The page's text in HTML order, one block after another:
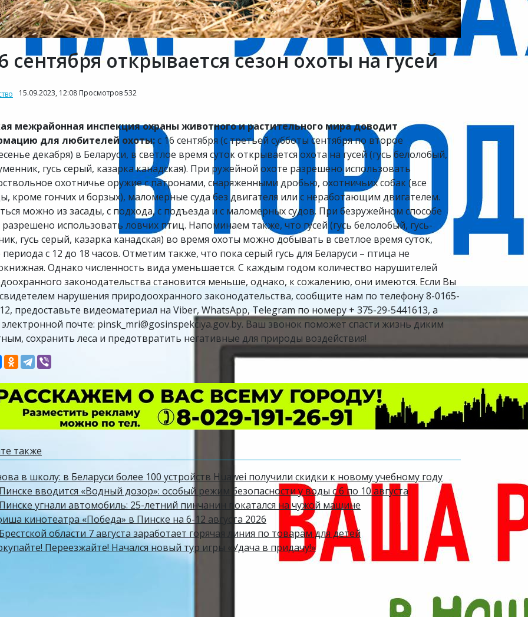
сентября открывается сезон охоты на гусей
15.09.2023, 12:08 Просмотров 532
межрайонная инспекция охраны животного и растительного мира доводит
для любителей охоты:с 16 сентября (с третьей субботы сентября по второе
декабря) в Беларуси, в светлое время суток открывается охота на гусей (гусь белолобый,
гусь серый, казарка канадская). При ружейной охоте разрешено использовать
охотничье оружие с патронами, снаряженными дробью, охотничьих собак (все
кроме гончих и борзых), маломерные суда без двигателя или с неработающим двигателем.
можно из засады, с подхода, с подъезда и с маломерных судов. При безружейном способе
использовать ловчих птиц. Напоминаем также, что гусей (гусь белолобый, гусь-
гусь серый, казарка канадская) во время охоты можно добывать в светлое время суток,
с 12 до 18 часов. Отметим также, что пока серый гусь для Беларуси – птица не
Однако численность вида уменьшается. С каждым годом количество нарушителей
законодательства становится меньше, однако, к сожалению, они имеются. Если Вы
нарушения природоохранного законодательства, сообщите нам по телефону 8-0165-
предоставьте видеоматериал на Viber, WhatsApp, Telegram по номеру + 375-29-5441613, а
почте: pinsk_mri@gosinspekciya.gov.by. Ваш звонок поможет спасти жизнь диким
сохранить леса и предотвратить негативные для природы воздействия!
также
в школу: в Беларуси более 100 устройств Huawei получили скидки к новому учебному году
вводится «Водный дозор»: особый режим безопасности у воды с 6 по 10 августа
угнали автомобиль: 25-летний пинчанин покатался на чужой машине
кинотеатра «Победа» в Пинске на 6-12 августа 2026
области 7 августа заработает горячая линия по товарам для детей
Переезжайте! Начался новый тур игры «Удача в придачу!»